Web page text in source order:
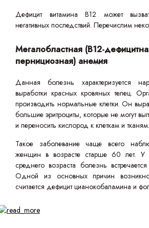
Дефицит витамина B12 может
негативных последствий. Перечислим
Мегалобластная (В12-
пернициозная) анемия
Данная болезнь характеризуется
выработки красных кровяных телец.
производить нормальные клетки. Он
большие эритроциты, которые не могут
и переносить кислород к клеткам и тканям.
Такое заболевание чаще всего
женщин в возрасте старше 60 лет.
среднего возраста болезнь
Одной из основных причин
считается дефицит цианокобаламина и